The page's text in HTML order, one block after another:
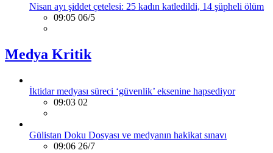
Nisan ayı şiddet çetelesi: 25 kadın katledildi, 14 şüpheli ölüm
09:05 06/5
Medya Kritik
İktidar medyası süreci ‘güvenlik’ eksenine hapsediyor
09:03 02
Gülistan Doku Dosyası ve medyanın hakikat sınavı
09:06 26/7